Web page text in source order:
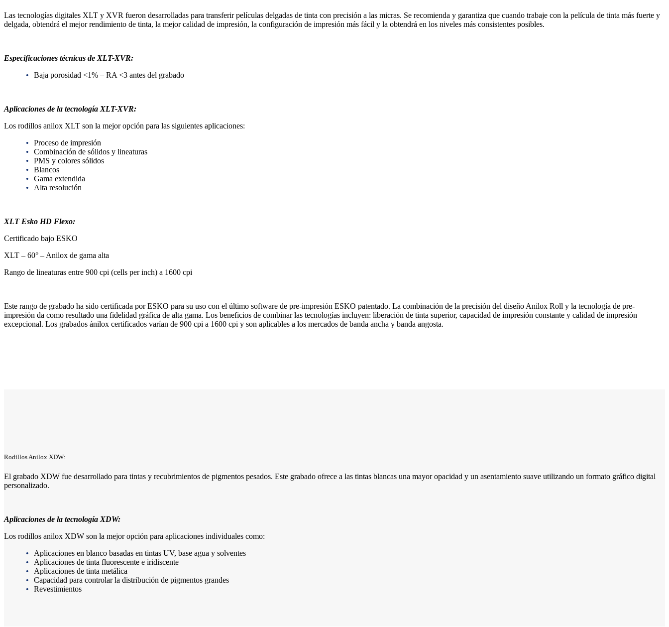
Las tecnologías digitales XLT y XVR fueron desarrolladas para transferir películas delgadas de tinta con precisión a las micras. Se recomienda y garantiza que cuando trabaje con la película de tinta más fuerte y
delgada, obtendrá el mejor rendimiento de tinta, la mejor calidad de impresión, la configuración de impresión más fácil y la obtendrá en los niveles más consistentes posibles.
Especificaciones técnicas de XLT-XVR:
Baja porosidad <1% – RA <3 antes del grabado
Aplicaciones de la tecnología XLT-XVR:
Los rodillos anilox XLT son la mejor opción para las siguientes aplicaciones:
Proceso de impresión
Combinación de sólidos y lineaturas
PMS y colores sólidos
Blancos
Gama extendida
Alta resolución
XLT Esko HD Flexo:
Certificado bajo ESKO
XLT – 60° – Anilox de gama alta
Rango de lineaturas entre 900 cpi (cells per inch) a 1600 cpi
Este rango de grabado ha sido certificada por ESKO para su uso con el último software de pre-impresión ESKO patentado. La combinación de la precisión del diseño Anilox Roll y la tecnología de pre-
impresión da como resultado una fidelidad gráfica de alta gama. Los beneficios de combinar las tecnologías incluyen: liberación de tinta superior, capacidad de impresión constante y calidad de impresión
excepcional. Los grabados ánilox certificados varían de 900 cpi a 1600 cpi y son aplicables a los mercados de banda ancha y banda angosta.
Rodillos Anilox XDW:
El grabado XDW fue desarrollado para tintas y recubrimientos de pigmentos pesados. Este grabado ofrece a las tintas blancas una mayor opacidad y un asentamiento suave utilizando un formato gráfico digital
personalizado.
Aplicaciones de la tecnología XDW:
Los rodillos anilox XDW son la mejor opción para aplicaciones individuales como:
Aplicaciones en blanco basadas en tintas UV, base agua y solventes
Aplicaciones de tinta fluorescente e iridiscente
Aplicaciones de tinta metálica
Capacidad para controlar la distribución de pigmentos grandes
Revestimientos